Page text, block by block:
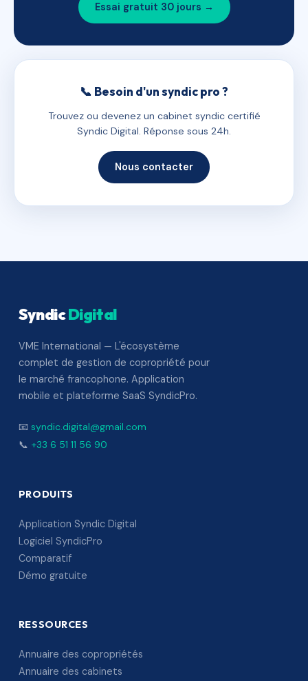
Essai gratuit 30 jours →
📞 Besoin d'un syndic pro ?
Trouvez ou devenez un cabinet syndic certifié
Syndic Digital. Réponse sous 24h.
Nous contacter
SyndicDigital
VME International — L'écosystème
complet de gestion de copropriété pour
le marché francophone. Application
mobile et plateforme SaaS SyndicPro.
📧 syndic.digital@gmail.com
📞 +33 6 51 11 56 90
PRODUITS
Application Syndic Digital
Logiciel SyndicPro
Comparatif
Démo gratuite
RESSOURCES
Annuaire des copropriétés
Annuaire des cabinets